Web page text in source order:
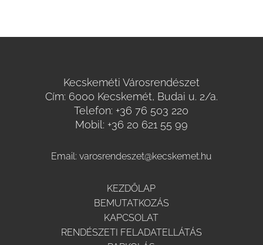
Kecskeméti Városrendészet
Cím: 6000 Kecskemét, Budai u. 2/a.
Telefon: +36 76 503 220
Mobil: +36 20 621 55 99
Email:varosrendeszet@kecskemet.hu
KEZDŐLAP
BEMUTATKOZÁS
KAPCSOLAT
RENDÉSZETI FELADATELLÁTÁS